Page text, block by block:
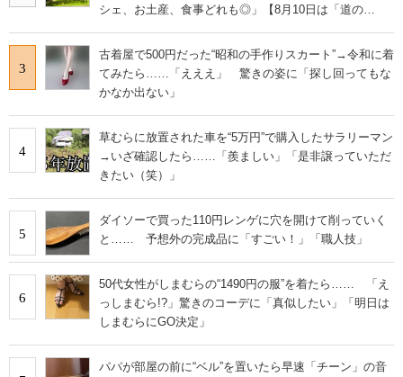
シェ、お土産、食事どれも◎」【8月10日は「道の
3
古着屋で500円だった“昭和の手作りスカート”→令和に着
てみたら……「えええ」 驚きの姿に「探し回ってもな
かなか出ない」
4
草むらに放置された車を“5万円”で購入したサラリーマン
→いざ確認したら……「羨ましい」「是非譲っていただ
きたい（笑）」
5
ダイソーで買った110円レンゲに穴を開けて削っていく
と…… 予想外の完成品に「すごい！」「職人技」
6
50代女性がしまむらの“1490円の服”を着たら…… 「え
っしまむら!?」驚きのコーデに「真似したい」「明日は
しまむらにGO決定」
パパが部屋の前に“ベル”を置いたら早速「チーン」の音